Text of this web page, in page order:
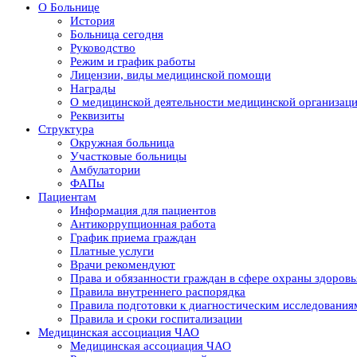
О Больнице
История
Больница сегодня
Руководство
Режим и график работы
Лицензии, виды медицинской помощи
Награды
О медицинской деятельности медицинской
Реквизиты
Структура
Окружная больница
Участковые больницы
Амбулатории
ФАПы
Пациентам
Информация для пациентов
Антикоррупционная работа
График приема граждан
Платные услуги
Врачи рекомендуют
Права и обязанности граждан в сфере охраны
Правила внутреннего распорядка
Правила подготовки к диагностическим
Правила и сроки госпитализации
Медицинская ассоциация ЧАО
Медицинская ассоциация ЧАО